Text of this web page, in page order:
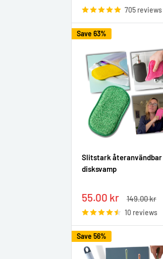
price
705 reviews
Save 63%
Slitstark återanvändbar
disksvamp
Sale
price
55.00 kr
Regular
149.00 kr
10 reviews
Save 56%